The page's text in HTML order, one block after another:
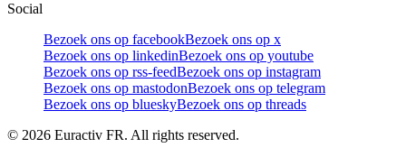
Social
Bezoek ons op facebookBezoek ons op x
Bezoek ons op linkedinBezoek ons op youtube
Bezoek ons op rss-feedBezoek ons op instagram
Bezoek ons op mastodonBezoek ons op telegram
Bezoek ons op blueskyBezoek ons op threads
© 2026 Euractiv FR. All rights reserved.